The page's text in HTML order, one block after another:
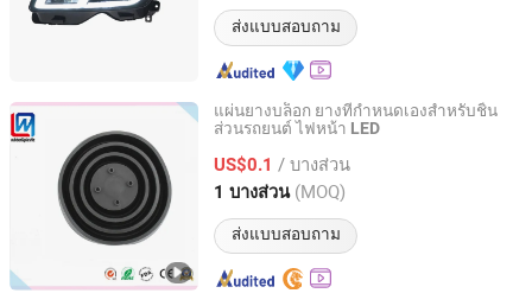
ส่งแบบสอบถาม
แผ่นยางบล็อก ยางที่กำหนดเองสำหรับชิ้น
ส่วนรถยนต์ ไฟหน้า LED
US$0.1 / บางส่วน
1 บางส่วน (MOQ)
ส่งแบบสอบถาม
Qingdao Weilian Plastic & Rubber Co., LTD.
Shandong, China อัตราจาก 2020